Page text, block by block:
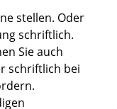
stellen. Oder
schriftlich.
Sie auch
schriftlich bei